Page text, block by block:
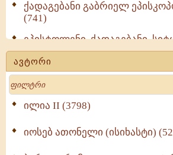
ქადაგებანი გაბრიელ
(741)
ეპისტოლენი, ქადაგებანი,
(723)
მოძღვრის ძალზე
მრევლისათვის (545)
Wisdomge (514)
ქადაგებანი გაბრიელ
ავტორი
Search
ილია II (3798)
იოსებ ათონელი (ისიხასტი)